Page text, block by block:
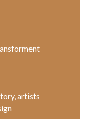
artists